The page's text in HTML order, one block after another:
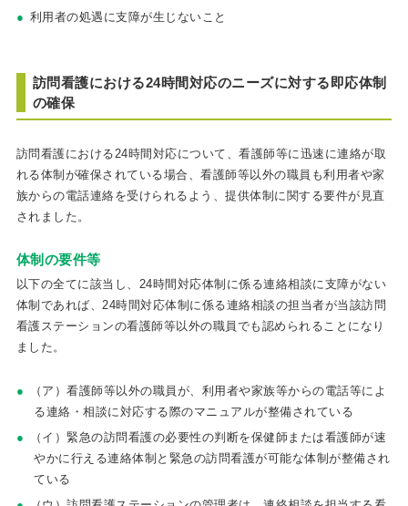
利用者の処遇に支障が生じないこと
訪問看護における24時間対応のニーズに対する即応体制
の確保
訪問看護における24時間対応について、看護師等に迅速に連絡が取
れる体制が確保されている場合、看護師等以外の職員も利用者や家
族からの電話連絡を受けられるよう、提供体制に関する要件が見直
されました。
体制の要件等
以下の全てに該当し、24時間対応体制に係る連絡相談に支障がない
体制であれば、24時間対応体制に係る連絡相談の担当者が当該訪問
看護ステーションの看護師等以外の職員でも認められることになり
ました。
（ア）看護師等以外の職員が、利用者や家族等からの電話等によ
る連絡・相談に対応する際のマニュアルが整備されている
（イ）緊急の訪問看護の必要性の判断を保健師または看護師が速
やかに行える連絡体制と緊急の訪問看護が可能な体制が整備され
ている